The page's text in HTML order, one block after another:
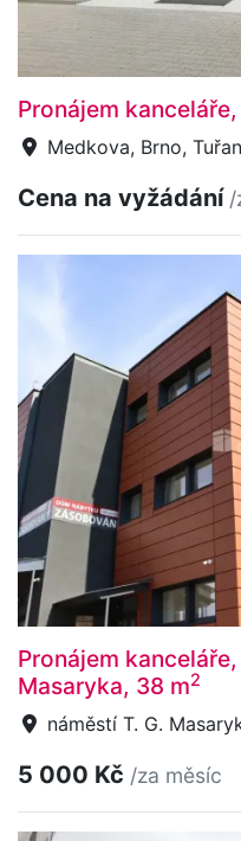
Pronájem
Medkova, Brno,
Cena na vyžádání /
Pronájem
Masaryka, 38 m2
náměstí T. G.
5 000 Kč /za měsíc